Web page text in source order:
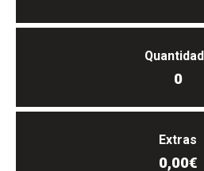
0
Extras
0,00€